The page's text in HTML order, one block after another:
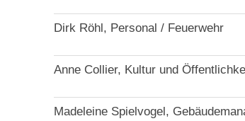
Dirk Röhl, Personal / Feuerwehr
Anne Collier, Kultur und
Madeleine Spielvogel,